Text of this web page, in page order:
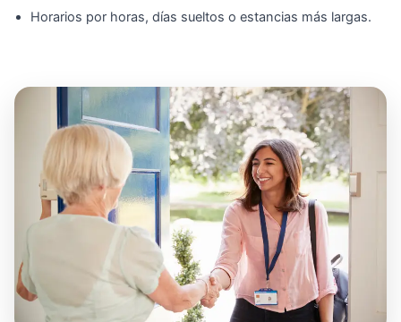
Horarios por horas, días sueltos o estancias más largas.